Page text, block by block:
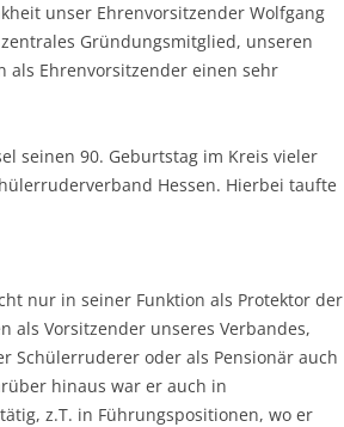
unser Ehrenvorsitzender Wolfgang
Gründungsmitglied, unseren
als Ehrenvorsitzender einen sehr
seinen 90. Geburtstag im Kreis vieler
Hessen. Hierbei taufte
nur in seiner Funktion als Protektor der
als Vorsitzender unseres Verbandes,
Schülerruderer oder als Pensionär auch
hinaus war er auch in
z.T. in Führungspositionen, wo er